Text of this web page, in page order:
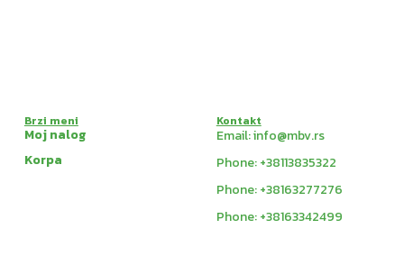
Brzi meni
Moj nalog
Korpa
Kontakt
Email: info@mbv.rs
Phone: +38113835322
Phone: +38163277276
Phone: +38163342499